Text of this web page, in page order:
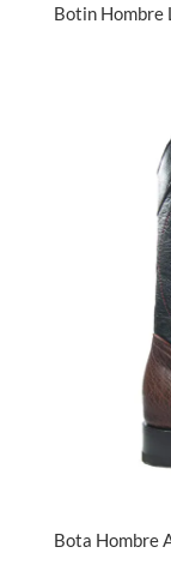
Botin Hombre
Bota Hombre